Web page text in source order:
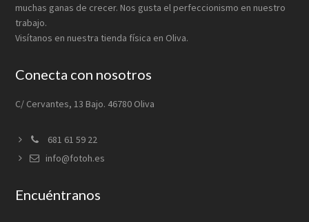
muchas ganas de crecer. Nos gusta el perfeccionismo en nuestro
trabajo.
Visítanos en nuestra tienda física en Oliva.
Conecta con nosotros
C/ Cervantes, 13 Bajo. 46780 Oliva
681 61 59 22
info@fotoh.es
Encuéntranos